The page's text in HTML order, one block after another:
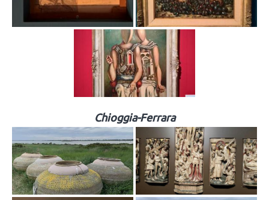
Chioggia-Ferrara